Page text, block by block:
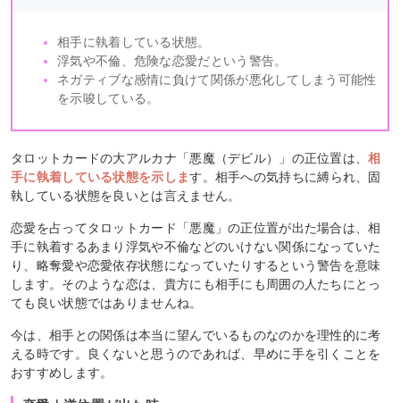
相手に執着している状態。
浮気や不倫、危険な恋愛だという警告。
ネガティブな感情に負けて関係が悪化してしまう可能性
を示唆している。
タロットカードの大アルカナ「悪魔（デビル）」の正位置は、相
手に執着している状態を示します。相手への気持ちに縛られ、固
執している状態を良いとは言えません。
恋愛を占ってタロットカード「悪魔」の正位置が出た場合は、相
手に執着するあまり浮気や不倫などのいけない関係になっていた
り、略奪愛や恋愛依存状態になっていたりするという警告を意味
します。そのような恋は、貴方にも相手にも周囲の人たちにとっ
ても良い状態ではありませんね。
今は、相手との関係は本当に望んでいるものなのかを理性的に考
える時です。良くないと思うのであれば、早めに手を引くことを
おすすめします。